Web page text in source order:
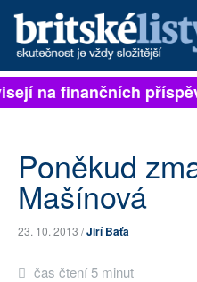
PŘIHLÁSIT
ARCHIV
na finančních
Poněkud
Mašínová
23. 10. 2013 /Jiří Baťa
čas čtení 5 minut